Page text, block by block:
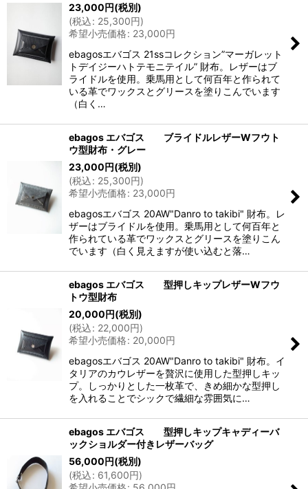
23,000円(税別)
(税込: 25,300円)
希望小売価格: 23,000円
ebagosエバゴス 21ssコレクション”マーガレット
トデイジーハトテモニテイル” 財布。レザーはブ
ライドルを使用。乗馬用として何百年と作られて
いる革でワックスとグリースを塗りこんでいます
（白く…
ebagos エバゴス ブライドルレザーWフウト
ウ型財布・グレー
23,000円(税別)
(税込: 25,300円)
希望小売価格: 23,000円
ebagosエバゴス 20AW"Danro to takibi" 財布。レ
ザーはブライドルを使用。乗馬用として何百年と
作られている革でワックスとグリースを塗りこん
でいます（白く見えますが使い込むと落…
ebagos エバゴス 型押しキップレザーWフウ
トウ型財布
20,000円(税別)
(税込: 22,000円)
希望小売価格: 20,000円
ebagosエバゴス 20AW"Danro to takibi" 財布。イ
タリアのカウレザーを贅沢に使用した型押しキッ
プ。しっかりとした一枚革で、きめ細かな型押し
を入れることでシックで繊細な雰囲気に…
ebagos エバゴス 型押しキップキャディーバ
ックショルダー付きレザーバッグ
56,000円(税別)
(税込: 61,600円)